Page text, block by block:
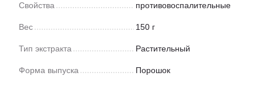
Свойства противовоспалительные
Вес 150 г
Тип экстракта Растительный
Форма выпуска Порошок